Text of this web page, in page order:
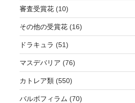
審査受賞花(10)
その他の受賞花(16)
ドラキュラ (51)
マスデバリア (76)
カトレア類(550)
バルボフィラム (70)